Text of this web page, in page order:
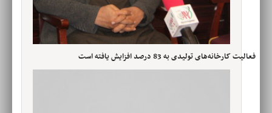
فعالیت کارخانه‌های تولیدی به 83 درصد افزایش یافته است